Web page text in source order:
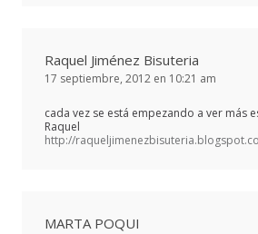
Raquel Jiménez Bisuteria
17 septiembre, 2012 en 10:21 am
cada vez se está empezando a ver más
Raquel
http://
MARTA POQUI